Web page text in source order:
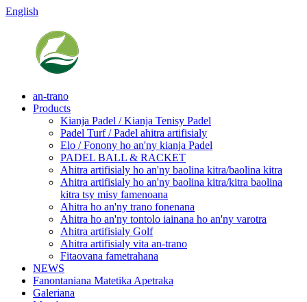
English
an-trano
Products
Kianja Padel / Kianja Tenisy Padel
Padel Turf / Padel ahitra artifisialy
Elo / Fonony ho an'ny kianja Padel
PADEL BALL & RACKET
Ahitra artifisialy ho an'ny baolina kitra/baolina kitra
Ahitra artifisialy ho an'ny baolina kitra/kitra baolina
kitra tsy misy famenoana
Ahitra ho an'ny trano fonenana
Ahitra ho an'ny tontolo iainana ho an'ny varotra
Ahitra artifisialy Golf
Ahitra artifisialy vita an-trano
Fitaovana fametrahana
NEWS
Fanontaniana Matetika Apetraka
Galeriana